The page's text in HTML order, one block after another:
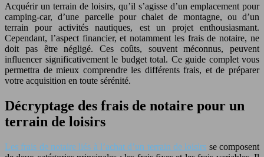
Acquérir un terrain de loisirs, qu’il s’agisse d’un emplacement pour
camping-car, d’une parcelle pour chalet de montagne, ou d’un
terrain pour activités nautiques, est un projet enthousiasmant.
Cependant, l’aspect financier, et notamment les frais de notaire, ne
doit pas être négligé. Ces coûts, souvent méconnus, peuvent
influencer significativement le budget total. Ce guide complet vous
permettra de mieux comprendre les différents frais, et de préparer
votre acquisition en toute sérénité.
Décryptage des frais de notaire pour un
terrain de loisirs
Les frais de notaire liés à l’achat d’un terrain de loisirs se composent